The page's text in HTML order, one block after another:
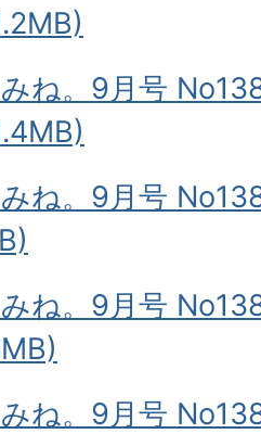
ね。9月号
ね。9月号
ね。9月号
ね。9月号